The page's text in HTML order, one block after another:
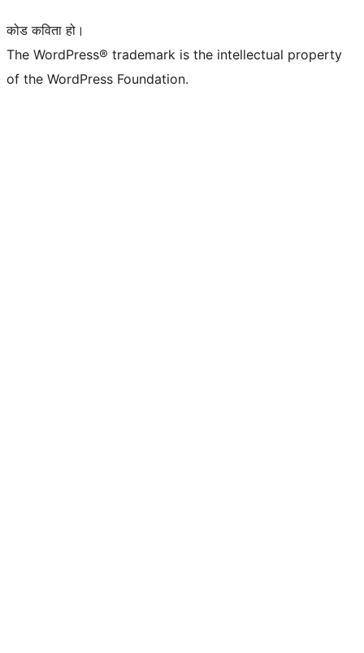
कोड कविता हो।
The WordPress® trademark is the intellectual property
of the WordPress Foundation.